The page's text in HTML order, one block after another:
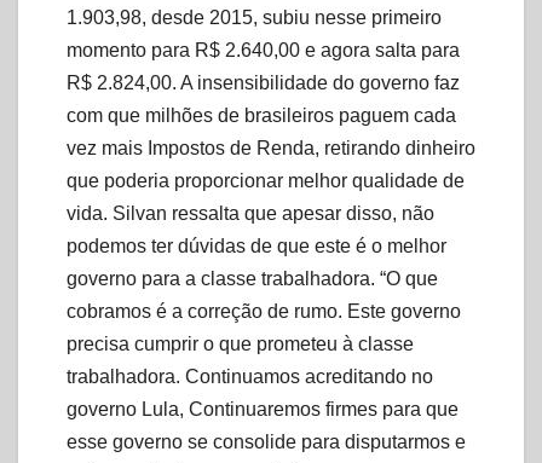
1.903,98, desde 2015, subiu nesse primeiro
momento para R$ 2.640,00 e agora salta para
R$ 2.824,00. A insensibilidade do governo faz
com que milhões de brasileiros paguem cada
vez mais Impostos de Renda, retirando dinheiro
que poderia proporcionar melhor qualidade de
vida. Silvan ressalta que apesar disso, não
podemos ter dúvidas de que este é o melhor
governo para a classe trabalhadora. “O que
cobramos é a correção de rumo. Este governo
precisa cumprir o que prometeu à classe
trabalhadora. Continuamos acreditando no
governo Lula, Continuaremos firmes para que
esse governo se consolide para disputarmos e